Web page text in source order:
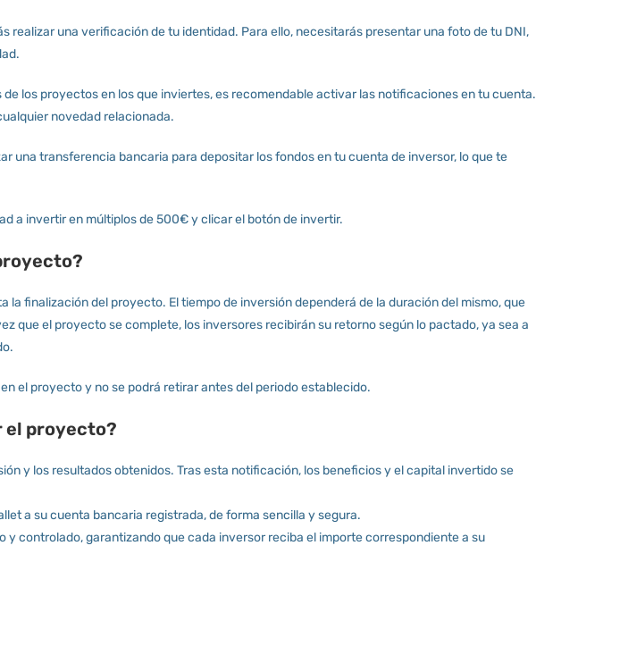
realizar una verificación de tu identidad. Para ello, necesitarás presentar una foto de tu DNI,
los proyectos en los que inviertes, es recomendable activar las notificaciones en tu cuenta.
novedad relacionada.
una transferencia bancaria para depositar los fondos en tu cuenta de inversor, lo que te
a invertir en múltiplos de 500€ y clicar el botón de invertir.
finalización del proyecto. El tiempo de inversión dependerá de la duración del mismo, que
que el proyecto se complete, los inversores recibirán su retorno según lo pactado, ya sea a
el proyecto y no se podrá retirar antes del periodo establecido.
el proyecto?
y los resultados obtenidos. Tras esta notificación, los beneficios y el capital invertido se
a su cuenta bancaria registrada, de forma sencilla y segura.
controlado, garantizando que cada inversor reciba el importe correspondiente a su